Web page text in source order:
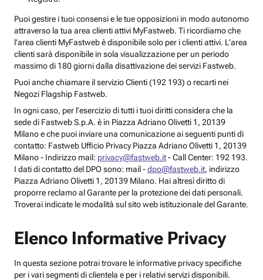
Puoi gestire i tuoi consensi e le tue opposizioni in modo autonomo
attraverso la tua area clienti attivi MyFastweb. Ti ricordiamo che
l’area clienti MyFastweb è disponibile solo per i clienti attivi. L’area
clienti sarà disponibile in sola visualizzazione per un periodo
massimo di 180 giorni dalla disattivazione dei servizi Fastweb.
Puoi anche chiamare il servizio Clienti (192 193) o recarti nei
Negozi Flagship Fastweb.
In ogni caso, per l’esercizio di tutti i tuoi diritti considera che la
sede di Fastweb S.p.A. è in Piazza Adriano Olivetti 1, 20139
Milano e che puoi inviare una comunicazione ai seguenti punti di
contatto: Fastweb Ufficio Privacy Piazza Adriano Olivetti 1, 20139
Milano - Indirizzo mail: privacy@fastweb.it- Call Center: 192 193.
I dati di contatto del DPO sono: mail -dpo@fastweb.it, indirizzo
Piazza Adriano Olivetti 1, 20139 Milano. Hai altresì diritto di
proporre reclamo al Garante per la protezione dei dati personali.
Troverai indicate le modalità sul sito web istituzionale del Garante.
Elenco Informative Privacy
In questa sezione potrai trovare le informative privacy specifiche
per i vari segmenti di clientela e per i relativi servizi disponibili.